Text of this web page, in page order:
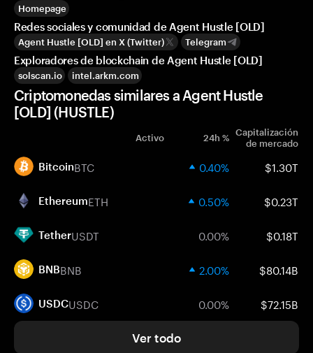
Homepage
Redes sociales y comunidad de Agent Hustle [OLD]
Agent Hustle [OLD] en X (Twitter) Telegram
Exploradores de blockchain de Agent Hustle [OLD]
solscan.io intel.arkm.com
Criptomonedas similares a Agent Hustle
[OLD] (HUSTLE)
Activo 24h % Capitalización
de mercado
BitcoinBTC 0.40% $1.30T
EthereumETH 0.50% $0.23T
TetherUSDT 0.00% $0.18T
BNBBNB 2.00% $80.14B
USDCUSDC 0.00% $72.15B
Ver todo